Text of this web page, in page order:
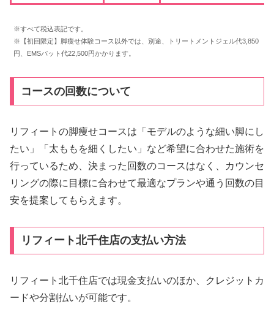
※すべて税込表記です。
※【初回限定】脚瘦せ体験コース以外では、別途、トリートメントジェル代3,850
円、EMSパット代22,500円かかります。
コースの回数について
リフィートの脚痩せコースは「モデルのような細い脚にし
たい」「太ももを細くしたい」など希望に合わせた施術を
行っているため、決まった回数のコースはなく、カウンセ
リングの際に目標に合わせて最適なプランや通う回数の目
安を提案してもらえます。
リフィート北千住店の支払い方法
リフィート北千住店では現金支払いのほか、クレジットカ
ードや分割払いが可能です。